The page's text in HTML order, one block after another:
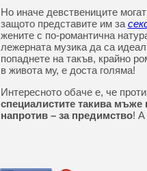
Но иначе девствениците
защото представите им за
жените с по-романтична
лежерната музика да са
попаднете на такъв, крайно
в живота му, е доста голяма!
Интересното обаче е, че
специалистите такива мъже
напротив – за предимство! А